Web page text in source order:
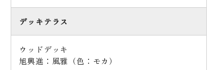
デッキテラス
ウッドデッキ
旭興進：風雅（色：モカ）